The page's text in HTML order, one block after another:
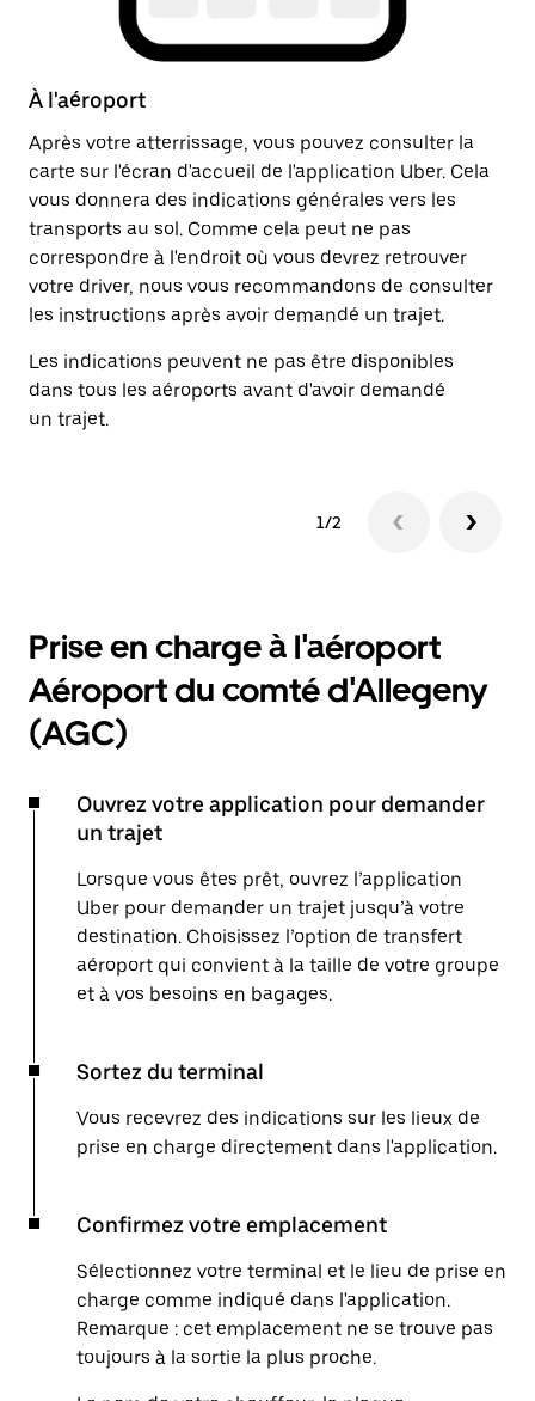
À l'aéroport
Après votre atterrissage, vous pouvez consulter la
carte sur l'écran d'accueil de l'application Uber. Cela
vous donnera des indications générales vers les
transports au sol. Comme cela peut ne pas
correspondre à l'endroit où vous devrez retrouver
votre driver, nous vous recommandons de consulter
les instructions après avoir demandé un trajet.
Les indications peuvent ne pas être disponibles
dans tous les aéroports avant d'avoir demandé
un trajet.
1/2
Prise en charge à l'aéroport
Aéroport du comté d'Allegeny
(AGC)
Ouvrez votre application pour demander
un trajet
Lorsque vous êtes prêt, ouvrez l’application
Uber pour demander un trajet jusqu’à votre
destination. Choisissez l’option de transfert
aéroport qui convient à la taille de votre groupe
et à vos besoins en bagages.
Sortez du terminal
Vous recevrez des indications sur les lieux de
prise en charge directement dans l'application.
Confirmez votre emplacement
Sélectionnez votre terminal et le lieu de prise en
charge comme indiqué dans l'application.
Remarque : cet emplacement ne se trouve pas
toujours à la sortie la plus proche.